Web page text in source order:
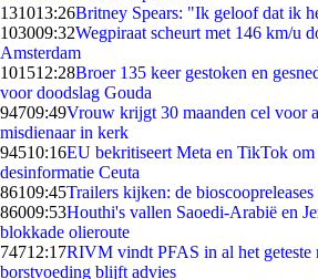
131013:26Britney Spears: "Ik geloof dat ik
103009:32Wegpiraat scheurt met 146 km/u
Amsterdam
101512:28Broer 135 keer gestoken en
voor doodslag Gouda
94709:49Vrouw krijgt 30 maanden cel voor
misdienaar in kerk
94510:16EU bekritiseert Meta en TikTok om
desinformatie Ceuta
86109:45Trailers kijken: de
86009:53Houthi's vallen Saoedi-Arabië en
blokkade olieroute
74712:17RIVM vindt PFAS in al het geteste
borstvoeding blijft advies